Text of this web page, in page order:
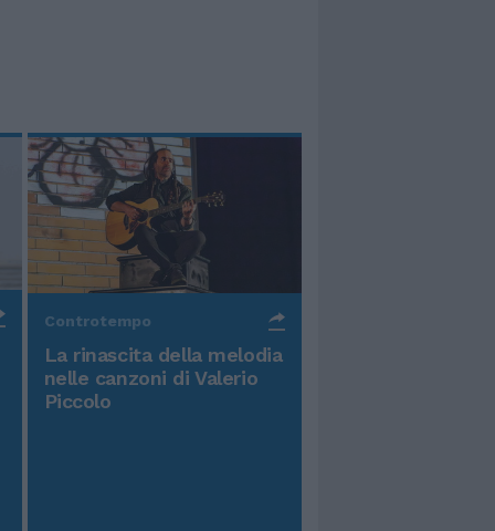
Controtempo
La rinascita della melodia
nelle canzoni di Valerio
Piccolo